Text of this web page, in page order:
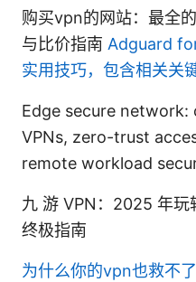
购买vpn的网站：最全
与比价指南 Adguard
实用技巧，包含相关关
Edge secure
VPNs, zero-trust
remote workload
九 游 VPN：2025 年玩
终极指南
为什么你的vpn也救不